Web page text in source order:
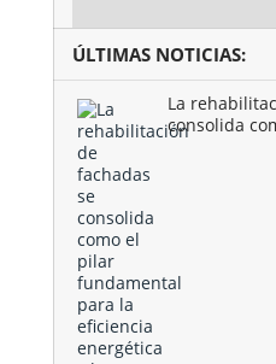
ÚLTIMAS NOTICIAS:
La
consolida